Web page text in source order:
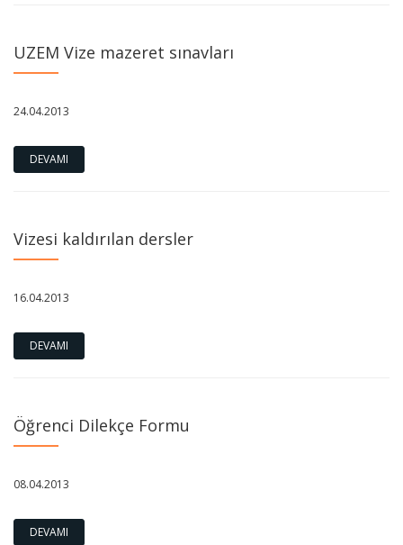
UZEM Vize mazeret sınavları
24.04.2013
DEVAMI
Vizesi kaldırılan dersler
16.04.2013
DEVAMI
Öğrenci Dilekçe Formu
08.04.2013
DEVAMI